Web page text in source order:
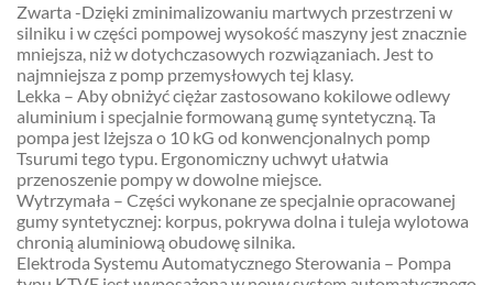
Zwarta -Dzięki zminimalizowaniu martwych przestrzeni w
silniku i w części pompowej wysokość maszyny jest znacznie
mniejsza, niż w dotychczasowych rozwiązaniach. Jest to
najmniejsza z pomp przemysłowych tej klasy.
Lekka – Aby obniżyć ciężar zastosowano kokilowe odlewy
aluminium i specjalnie formowaną gumę syntetyczną. Ta
pompa jest lżejsza o 10 kG od konwencjonalnych pomp
Tsurumi tego typu. Ergonomiczny uchwyt ułatwia
przenoszenie pompy w dowolne miejsce.
Wytrzymała – Części wykonane ze specjalnie opracowanej
gumy syntetycznej: korpus, pokrywa dolna i tuleja wylotowa
chronią aluminiową obudowę silnika.
Elektroda Systemu Automatycznego Sterowania – Pompa